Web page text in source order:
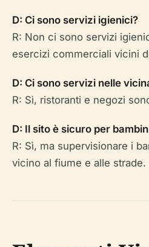
D: Ci sono servizi igienici?
R: Non ci sono servizi
esercizi commerciali vicini
D: Ci sono servizi nelle
R: Sì, ristoranti e negozi
D: Il sito è sicuro per
R: Sì, ma supervisionare i
vicino al fiume e alle strade.